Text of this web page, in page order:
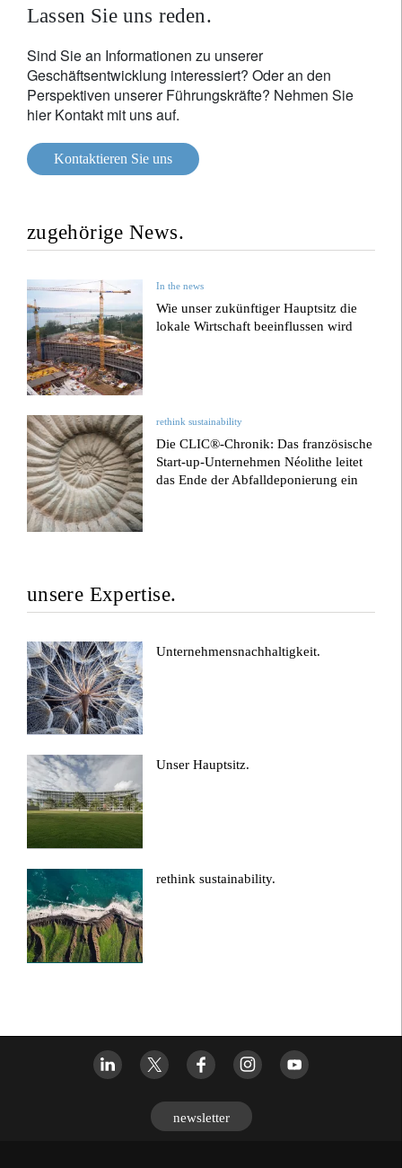
Lassen Sie uns reden.
Sind Sie an Informationen zu unserer
Geschäftsentwicklung interessiert? Oder an den
Perspektiven unserer Führungskräfte? Nehmen Sie
hier Kontakt mit uns auf.
Kontaktieren Sie uns
zugehörige News.
In the news
Wie unser zukünftiger Hauptsitz die
lokale Wirtschaft beeinflussen wird
rethink sustainability
Die CLIC®-Chronik: Das französische
Start-up-Unternehmen Néolithe leitet
das Ende der Abfalldeponierung ein
unsere Expertise.
Unternehmensnachhaltigkeit.
Unser Hauptsitz.
rethink sustainability.
newsletter